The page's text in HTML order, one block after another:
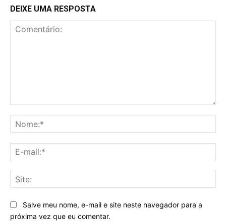
DEIXE UMA RESPOSTA
Salve meu nome, e-mail e site neste navegador para a
próxima vez que eu comentar.